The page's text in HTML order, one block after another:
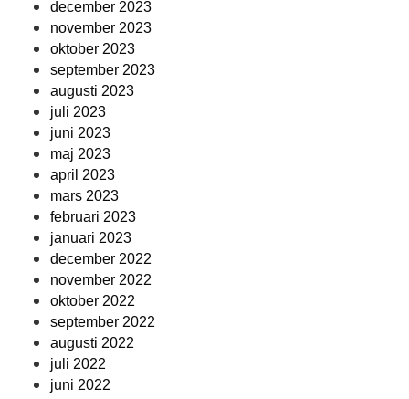
december 2023
november 2023
oktober 2023
september 2023
augusti 2023
juli 2023
juni 2023
maj 2023
april 2023
mars 2023
februari 2023
januari 2023
december 2022
november 2022
oktober 2022
september 2022
augusti 2022
juli 2022
juni 2022